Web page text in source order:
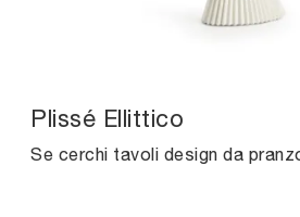
Plissé Ellittico